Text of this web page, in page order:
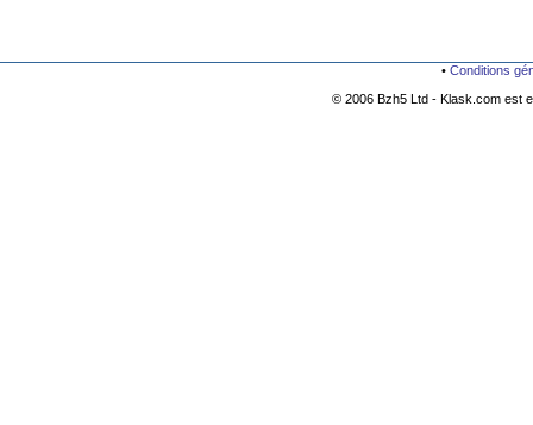
• Conditions
© 2006 Bzh5 Ltd - Klask.com est